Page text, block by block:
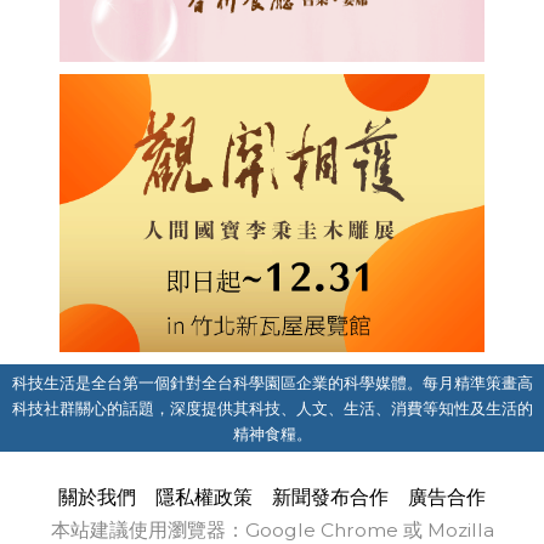
科技生活是全台第一個針對全台科學園區企業的科學媒體。每月精準策畫高
科技社群關心的話題，深度提供其科技、人文、生活、消費等知性及生活的
精神食糧。
關於我們 隱私權政策 新聞發布合作
廣告合作
本站建議使用瀏覽器：Google Chrome 或 Mozilla